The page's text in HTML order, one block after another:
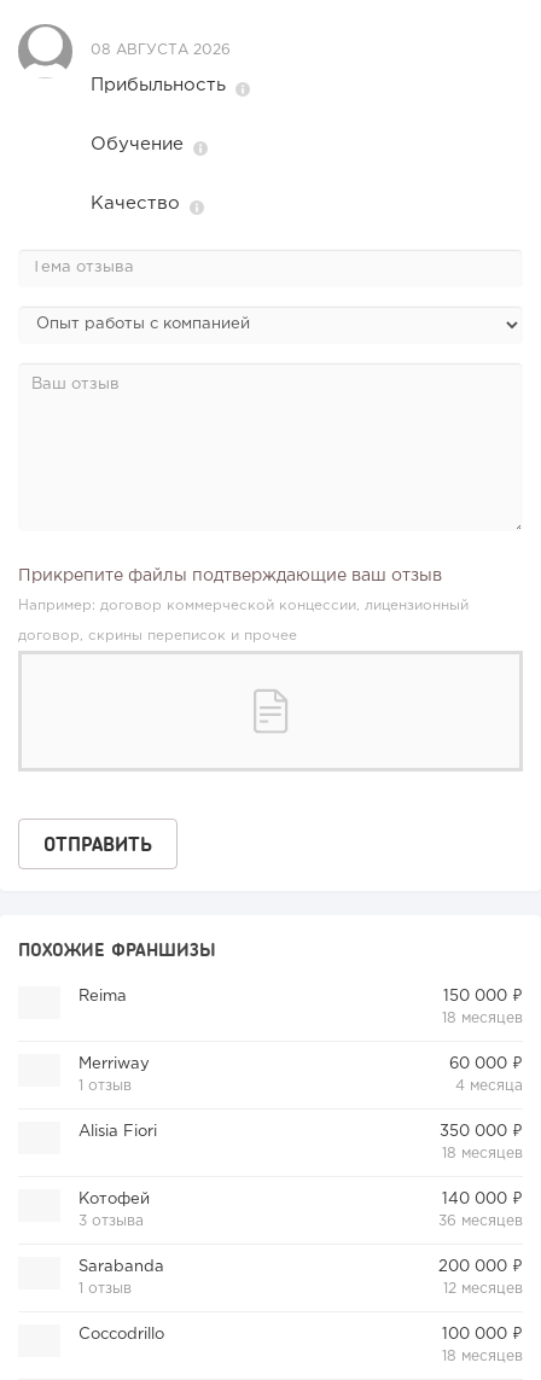
08 АВГУСТА 2026
Прибыльность
Обучение
Качество
Прикрепите файлы подтверждающие ваш отзыв
Например: договор коммерческой концессии, лицензионный
договор, скрины переписок и прочее
ПОХОЖИЕ ФРАНШИЗЫ
Reima
150 000 ₽
18 месяцев
Merriway
1 отзыв
60 000 ₽
4 месяца
Alisia Fiori
350 000 ₽
18 месяцев
Котофей
3 отзыва
140 000 ₽
36 месяцев
Sarabanda
1 отзыв
200 000 ₽
12 месяцев
Coccodrillo
100 000 ₽
18 месяцев